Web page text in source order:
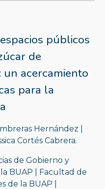
públicos
de
acercamiento
para la
Hernández |
Cortés Cabrera.
de Gobierno y
BUAP | Facultad de
de la BUAP |